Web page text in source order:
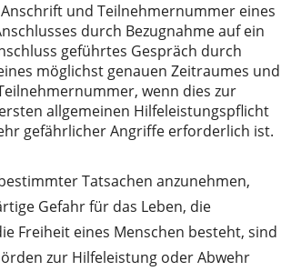
und Teilnehmernummer eines
durch Bezugnahme auf ein
geführtes Gespräch durch
möglichst genauen Zeitraumes und
wenn dies zur
allgemeinen Hilfeleistungspflicht
gefährlicher Angriffe erforderlich ist.
Tatsachen anzunehmen,
Gefahr für das Leben, die
Freiheit eines Menschen besteht, sind
zur Hilfeleistung oder Abwehr